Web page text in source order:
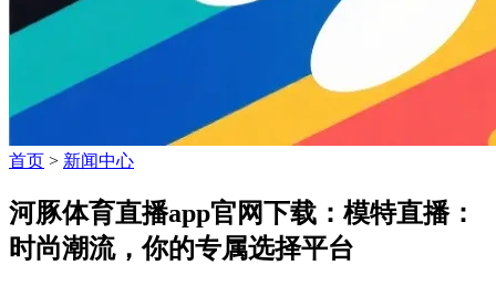
首页 > 新闻中心
河豚体育直播app官网下载：模特直播：
时尚潮流，你的专属选择平台